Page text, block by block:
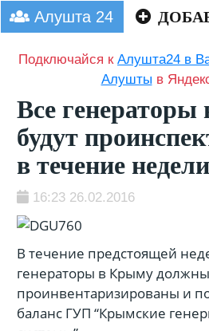
Алушта 24
Подключайся кАлушта24 в
Алушты в
Все
будут
в течение недели
16:23 26.02.2016
В течение предстоящей
генераторы в Крыму
проинвентаризированы и
баланс ГУП “Крымские